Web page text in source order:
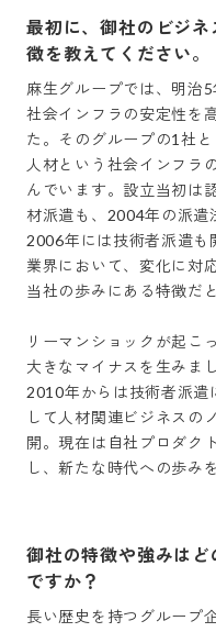
最初に、御社のビジ
徴を教えてください。
麻生グループでは、明治
社会インフラの安定性を
た。そのグループの1社
人材という社会インフラ
んでいます。設立当初は
材派遣も、2004年の派遣
2006年には技術者派遣も
業界において、変化に対
当社の歩みにある特徴だ
リーマンショックが起こ
大きなマイナスを生みま
2010年からは技術者派遣
して人材関連ビジネスの
開。現在は自社プロダク
し、新たな時代への歩み
御社の特徴や強みは
ですか？
長い歴史を持つグループ